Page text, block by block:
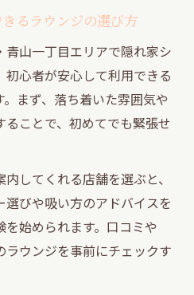
るラウンジの選び方
山一丁目エリアで隠れ家シ
心者が安心して利用できる
まず、落ち着いた雰囲気や
ことで、初めてでも緊張せ
してくれる店舗を選ぶと、
びや吸い方のアドバイスを
始められます。口コミや
ウンジを事前にチェックす